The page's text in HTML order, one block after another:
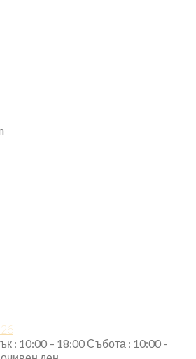
: 10:00 – 18:00 Събота : 10:00 -